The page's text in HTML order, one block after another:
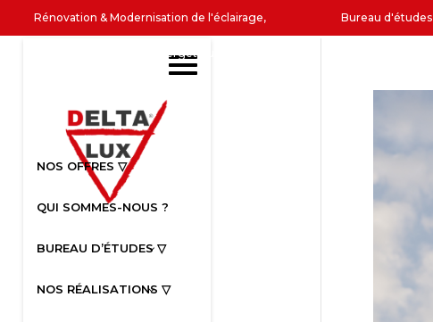
Rénovation & Modernisation de l'éclairage,
Optimisation énergétique
Bureau
NOS OFFRES ▽
QUI SOMMES-NOUS ?
BUREAU D’ÉTUDES ▽
NOS RÉALISATIONS ▽
Produits